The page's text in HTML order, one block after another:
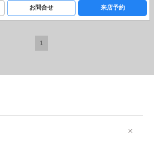
お問合せ 来店予約
1